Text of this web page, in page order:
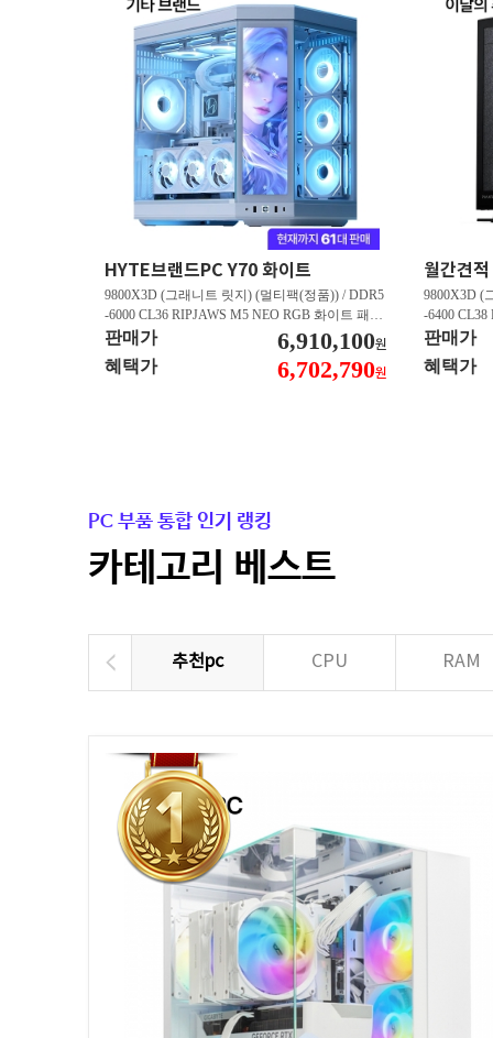
HYTE브랜드PC Y70 화이트
9800X3D (그래니트 릿지) (멀티팩(정품)) / DDR5
-6000 CL36 RIPJAWS M5 NEO RGB 화이트 패키
지 (32GB(16Gx2)) / B850M AORUS ELITE WIFI6
E ICE 피씨디렉트 / 지포스 RTX 5080 AERO OC S
FF D7 16GB 제이씨현 / BLACK SN850X M.2 NV
판매가 6,910,100원
혜택가 6,702,790원
9800X3D (
-6400 CL38
스
/ 라데온
0 M.2
판매가
혜택가
PC 부품 통합 인기 랭킹
카테고리 베스트
추천pc CPU RAM